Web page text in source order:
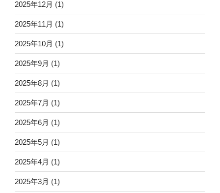
2025年12月 (1)
2025年11月 (1)
2025年10月 (1)
2025年9月 (1)
2025年8月 (1)
2025年7月 (1)
2025年6月 (1)
2025年5月 (1)
2025年4月 (1)
2025年3月 (1)